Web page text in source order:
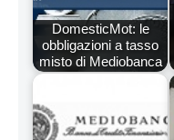
DomesticMot: le
obbligazioni a tasso
misto di Mediobanca